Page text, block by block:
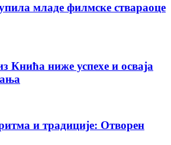
младе филмске ствараоце
Кнића ниже успехе и осваја
и традиције: Отворен